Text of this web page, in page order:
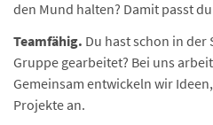
den Mund halten? Damit passt
Teamfähig. Du hast schon in
Gruppe gearbeitet? Bei uns
Gemeinsam entwickeln wir
Projekte an.